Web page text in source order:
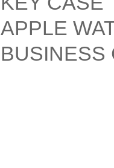
APPLE
BUSINESS